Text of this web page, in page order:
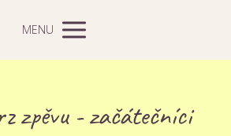
MENU
zpěvu - začátečníci